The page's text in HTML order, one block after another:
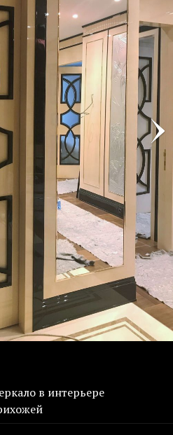
в интерьере